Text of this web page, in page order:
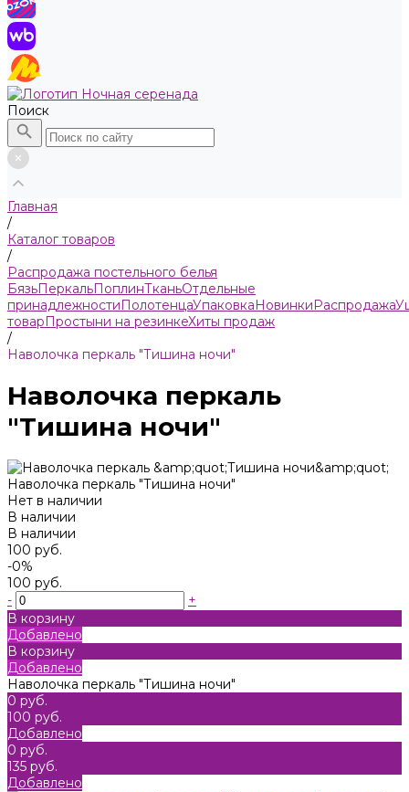
Поиск
Главная
/
Каталог товаров
/
Распродажа постельного белья
БязьПeркaльПоплинТканьОтдельные
принадлежностиПолотенцаУпаковкаНовинкиРаспродажа
товарПростыни на резинкеХиты продаж
/
Наволочка перкаль "Тишина ночи"
Наволочка перкаль
"Тишина ночи"
Наволочка перкаль "Тишина ночи"
Нет в наличии
В наличии
В наличии
100 руб.
-0%
100 руб.
-
+
В корзину
Добавлено
В корзину
Добавлено
Наволочка перкаль "Тишина ночи"
0 руб.
100 руб.
Добавлено
0 руб.
135 руб.
Добавлено